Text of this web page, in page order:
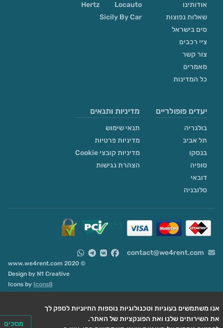
משתמשים בעוגיות וטכנולוגיות נוספות החיוניות לספק לך
מסכים
אודותינו
שאלות נפוצות
סים בישראל
ציי רכבים
צור קשר
מאמרים
כל המדינות
Locauto
Sicily By Car
Hertz
יעדים פופולריים
בולגריה
תל אביב
בנסקו
סופיה
דובאי
סלובניה
מדיניות ותנאים
תנאי שימוש
מדיניות פרטיות
מדיניות קובצי Cookie
הצהרת נגישות
contact@we4rent.com
Design by N1 Creative
Icons byIcons8